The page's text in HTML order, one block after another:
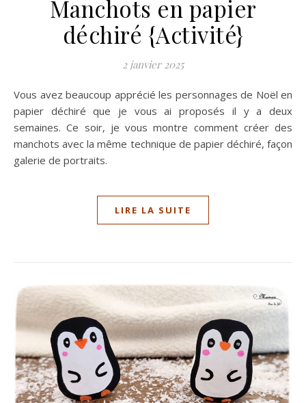
Manchots en papier
déchiré {Activité}
2 janvier 2025
Vous avez beaucoup apprécié les personnages de Noël en
papier déchiré que je vous ai proposés il y a deux
semaines. Ce soir, je vous montre comment créer des
manchots avec la même technique de papier déchiré, façon
galerie de portraits.
LIRE LA SUITE